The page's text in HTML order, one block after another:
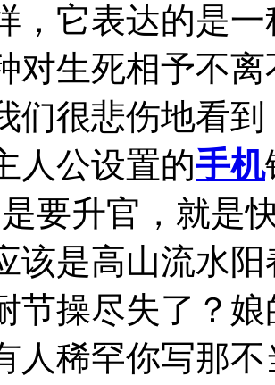
，它表达的是
对生死相予不
很悲伤地看到
人公设置的手机
要升官，就是
该是高山流水
节操尽失了？
人稀罕你写那